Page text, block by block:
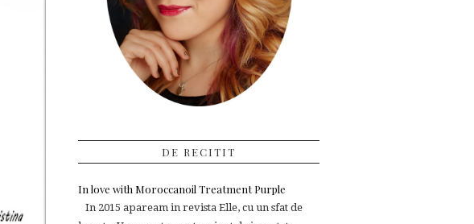
DE RECITIT
In love with Moroccanoil Treatment Purple
In 2015 apaream in revista Elle, cu un sfat de